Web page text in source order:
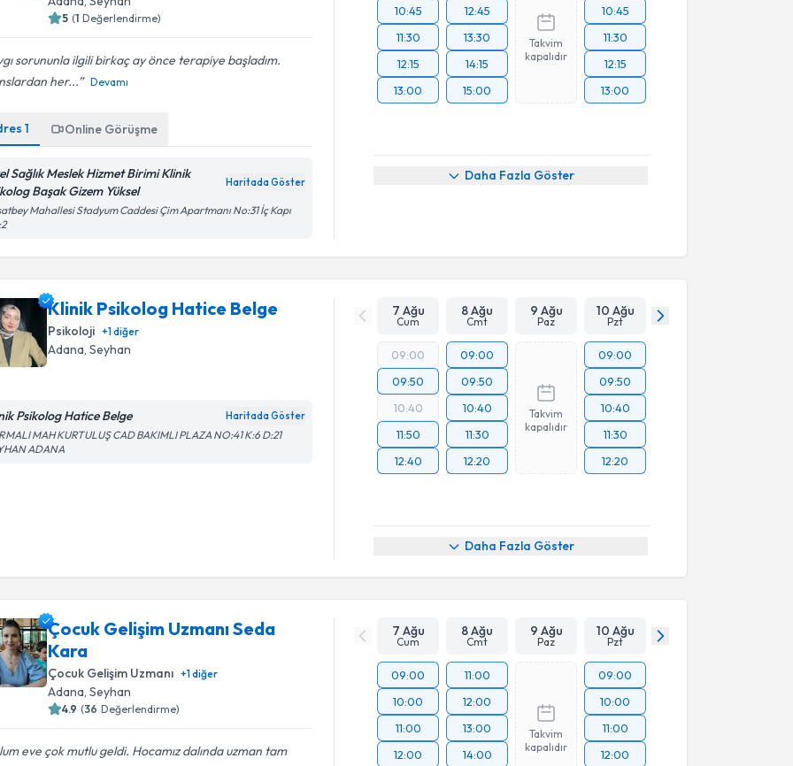
5 (1 Değerlendirme)
sorununla ilgili birkaç ay önce terapiye başladım.
her...
Devamı
1 Online Görüşme
Sağlık Meslek Hizmet Birimi Klinik
Başak Gizem Yüksel
Haritada Göster
Mahallesi Stadyum Caddesi Çim Apartmanı No:31 İç Kapı
10:45
11:30
12:15
13:00
12:45
13:30
14:15
15:00
Takvim
kapalıdır
10:45
11:30
12:15
13:00
Daha Fazla Göster
Klinik Psikolog Hatice Belge
Psikoloji +1diğer
Adana, Seyhan
Psikolog Hatice Belge Haritada Göster
MAH KURTULUŞ CAD BAKIMLI PLAZA NO:41 K:6 D:21
ADANA
7 Ağu
Cum
8 Ağu
Cmt
9 Ağu
Paz
10 Ağu
Pzt
09:00
09:50
10:40
11:50
12:40
09:00
09:50
10:40
11:30
12:20
Takvim
kapalıdır
09:00
09:50
10:40
11:30
12:20
Daha Fazla Göster
Çocuk Gelişim Uzmanı Seda
Kara
Çocuk Gelişim Uzmanı +1diğer
Adana , Seyhan
4.9 (36 Değerlendirme)
eve çok mutlu geldi. Hocamız dalında uzman tam
7 Ağu
Cum
8 Ağu
Cmt
9 Ağu
Paz
10 Ağu
Pzt
09:00
10:00
11:00
12:00
11:00
12:00
13:00
14:00
Takvim
kapalıdır
09:00
10:00
11:00
12:00